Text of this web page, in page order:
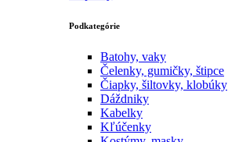
Podkategórie
Batohy, vaky
Čelenky, gumičky, štipce
Čiapky, šiltovky, klobúky
Dáždniky
Kabelky
Kľúčenky